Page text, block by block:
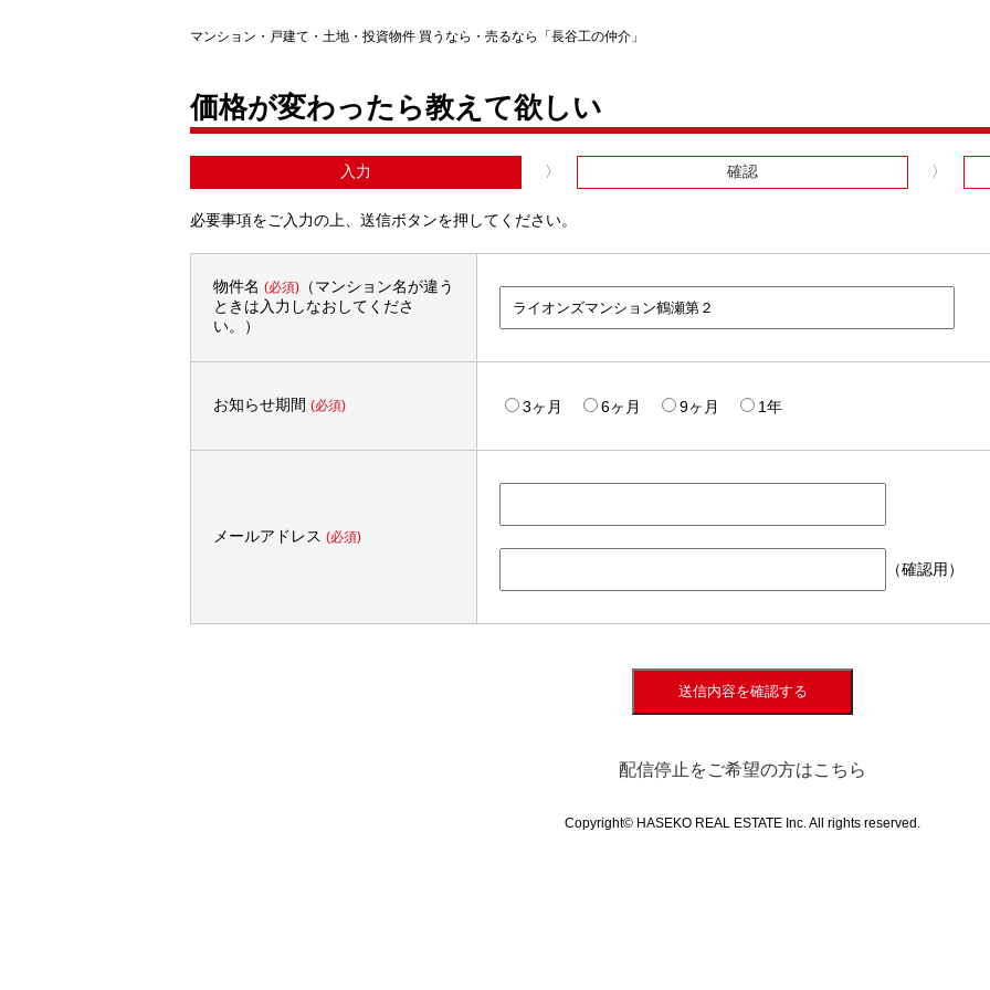
マンション・戸建て・土地・投資物件 買うなら・売るなら「長谷工の仲介」
価格が変わったら教えて欲しい
入力 確認
必要事項をご入力の上、送信ボタンを押してください。
物件名 (必須)（マンション名が違う
ときは入力しなおしてくださ
い。）
お知らせ期間 (必須) 3ヶ月 6ヶ月 9ヶ月 1年
メールアドレス (必須)
（確認用）
送信内容を確認する
配信停止をご希望の方はこちら
Copyright© HASEKO REAL ESTATE Inc. All rights reserved.